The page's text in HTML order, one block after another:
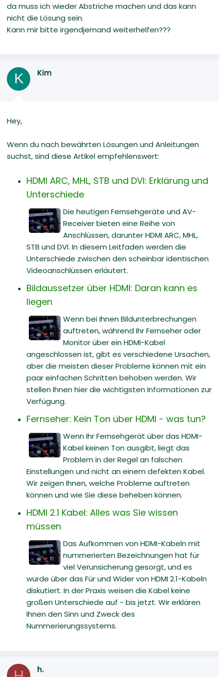
da muss ich wieder Abstriche machen und das kann
nicht die Lösung sein.
Kann mir bitte irgendjemand weiterhelfen???
K Kim
Hey,
Wenn du nach bewährten Lösungen und Anleitungen
suchst, sind diese Artikel empfehlenswert:
HDMI ARC, MHL, STB und DVI: Erklärung und
Unterschiede
Die heutigen Fernsehgeräte und AV-
Receiver bieten eine Reihe von
Anschlüssen, darunter HDMI ARC, MHL,
STB und DVI. In diesem Leitfaden werden die
Unterschiede zwischen den scheinbar identischen
Videoanschlüssen erläutert.
Bildaussetzer über HDMI: Daran kann es
liegen
Wenn bei Ihnen Bildunterbrechungen
auftreten, während Ihr Fernseher oder
Monitor über ein HDMI-Kabel
angeschlossen ist, gibt es verschiedene Ursachen,
aber die meisten dieser Probleme können mit ein
paar einfachen Schritten behoben werden. Wir
stellen Ihnen hier die wichtigsten Informationen zur
Verfügung.
Fernseher: Kein Ton über HDMI - was tun?
Wenn Ihr Fernsehgerät über das HDMI-
Kabel keinen Ton ausgibt, liegt das
Problem in der Regel an falschen
Einstellungen und nicht an einem defekten Kabel.
Wir zeigen Ihnen, welche Probleme auftreten
können und wie Sie diese beheben können.
HDMI 2.1 Kabel: Alles was Sie wissen
müssen
Das Aufkommen von HDMI-Kabeln mit
nummerierten Bezeichnungen hat für
viel Verunsicherung gesorgt, und es
wurde über das Für und Wider von HDMI 2.1-Kabeln
diskutiert. In der Praxis weisen die Kabel keine
großen Unterschiede auf - bis jetzt. Wir erklären
Ihnen den Sinn und Zweck des
Nummerierungssystems.
h.